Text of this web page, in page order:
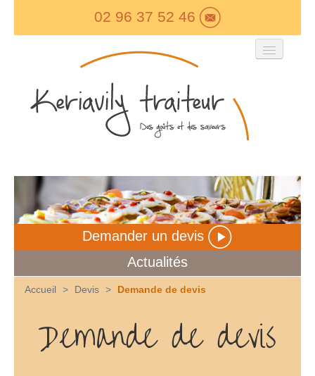
02 96 37 52 46
Keriavily Traiteur
Carte Boutique
Les Menus
Contact
Demander un devis
Actualités
Accueil > Devis > Demande de devis
Demande de devis